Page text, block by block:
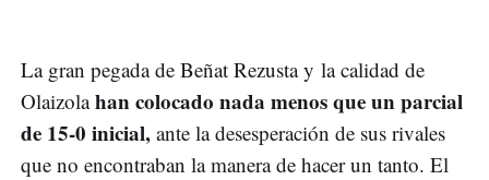
La gran pegada de Beñat Rezusta y la calidad de
Olaizolahan colocado nada menos que un parcial
de 15-0 inicial, ante la desesperación de sus rivales
que no encontraban la manera de hacer un tanto. El